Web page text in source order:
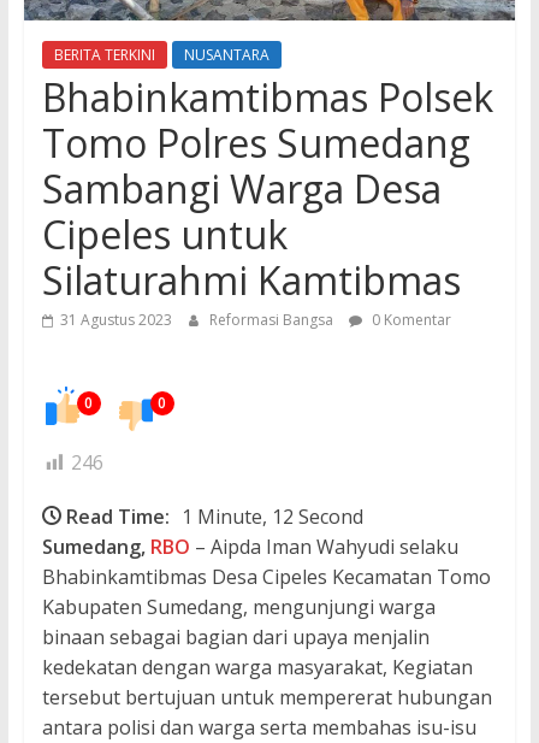
BERITA TERKINI NUSANTARA
Bhabinkamtibmas Polsek
Tomo Polres Sumedang
Sambangi Warga Desa
Cipeles untuk
Silaturahmi Kamtibmas
31 Agustus 2023 Reformasi Bangsa 0 Komentar
0 0
246
Read Time: 1 Minute, 12 Second
Sumedang, RBO – Aipda Iman Wahyudi selaku
Bhabinkamtibmas Desa Cipeles Kecamatan Tomo
Kabupaten Sumedang, mengunjungi warga
binaan sebagai bagian dari upaya menjalin
kedekatan dengan warga masyarakat, Kegiatan
tersebut bertujuan untuk mempererat hubungan
antara polisi dan warga serta membahas isu-isu